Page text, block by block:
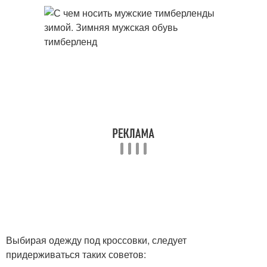
Выбирая одежду под кроссовки, следует
придерживаться таких советов: